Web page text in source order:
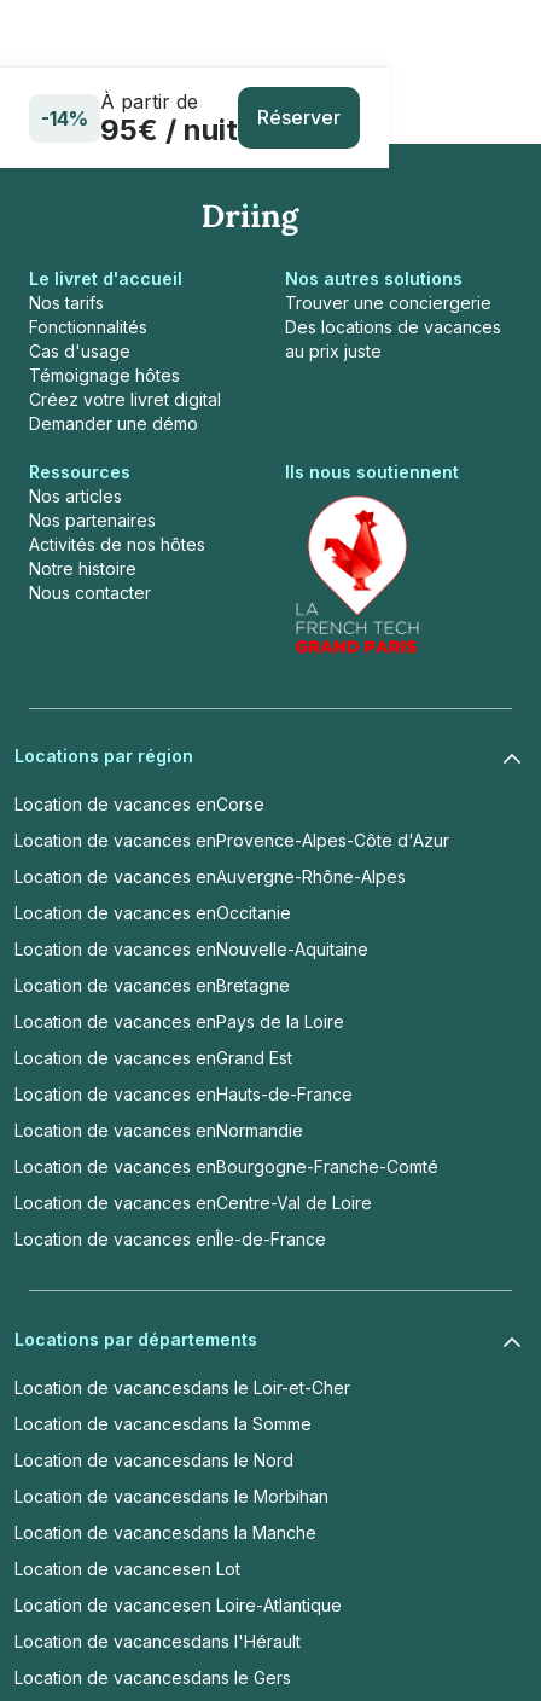
-14%
À partir de
95€ / nuit Réserver
Le livret d'accueil
Nos tarifs
Fonctionnalités
Cas d'usage
Témoignage hôtes
Créez votre livret digital
Demander une démo
Nos autres solutions
Trouver une conciergerie
Des locations de vacances
au prix juste
Ressources
Nos articles
Nos partenaires
Activités de nos hôtes
Notre histoire
Nous contacter
Ils nous soutiennent
Locations par région
Location de vacances enCorse
Location de vacances enProvence-Alpes-Côte d'Azur
Location de vacances enAuvergne-Rhône-Alpes
Location de vacances enOccitanie
Location de vacances enNouvelle-Aquitaine
Location de vacances enBretagne
Location de vacances enPays de la Loire
Location de vacances enGrand Est
Location de vacances enHauts-de-France
Location de vacances enNormandie
Location de vacances enBourgogne-Franche-Comté
Location de vacances enCentre-Val de Loire
Location de vacances enÎle-de-France
Locations par départements
Location de vacancesdans le Loir-et-Cher
Location de vacancesdans la Somme
Location de vacancesdans le Nord
Location de vacancesdans le Morbihan
Location de vacancesdans la Manche
Location de vacancesen Lot
Location de vacancesen Loire-Atlantique
Location de vacancesdans l'Hérault
Location de vacancesdans le Gers